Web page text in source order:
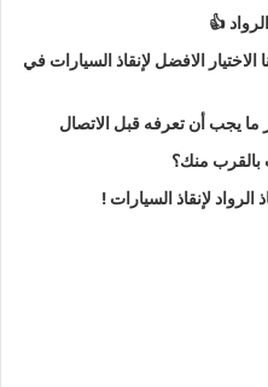
👍
الافضل لإنقاذ السيارات في
يجب أن تعرفه قبل الاتصال
بالقرب منك؟